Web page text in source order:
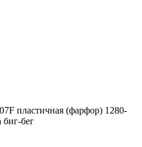
пластичная (фарфор) 1280-
биг-бег